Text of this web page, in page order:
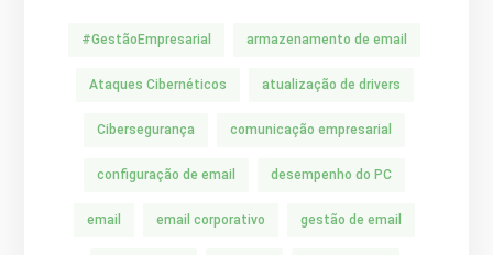
#GestãoEmpresarial armazenamento de email
Ataques Cibernéticos atualização de drivers
Cibersegurança comunicação empresarial
configuração de email desempenho do PC
email email corporativo gestão de email